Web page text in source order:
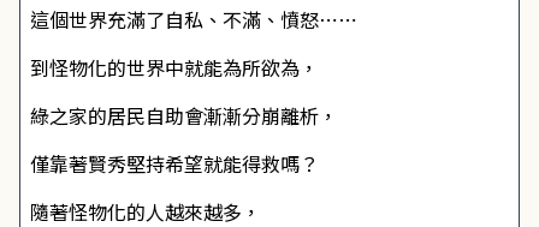
這個世界充滿了自私、不滿、憤怒⋯⋯
到怪物化的世界中就能為所欲為，
綠之家的居民自助會漸漸分崩離析，
僅靠著賢秀堅持希望就能得救嗎？
隨著怪物化的人越來越多，